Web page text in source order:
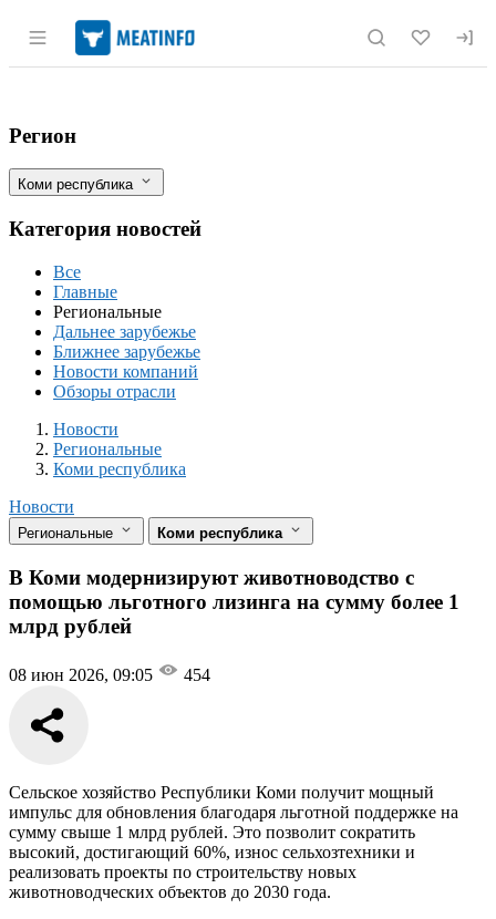
Раздел навигации по сайту
В Коми модернизируют
Фильтры
Регион
Коми республика
Категория новостей
Все
Главные
Региональные
Дальнее зарубежье
Ближнее зарубежье
Новости компаний
Обзоры отрасли
Новости
Разделы
Новости
Региональные
Коми республика
Новости
Региональные Коми республика
В Коми модернизируют животноводство с
помощью льготного лизинга на сумму более 1
млрд рублей
08 июн 2026, 09:05 454
Сельское хозяйство Республики Коми получит мощный
импульс для обновления благодаря льготной поддержке на
сумму свыше 1 млрд рублей. Это позволит сократить
высокий, достигающий 60%, износ сельхозтехники и
реализовать проекты по строительству новых
животноводческих объектов до 2030 года.